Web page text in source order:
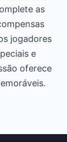
as
jogadores
e
oferece